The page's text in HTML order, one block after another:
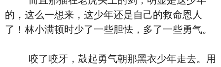
的，这么一想来，这少年还是自己的救命恩人
了！林小满顿时少了一些胆怯，多了一些勇气。
咬了咬牙，鼓起勇气朝那黑衣少年走去。用